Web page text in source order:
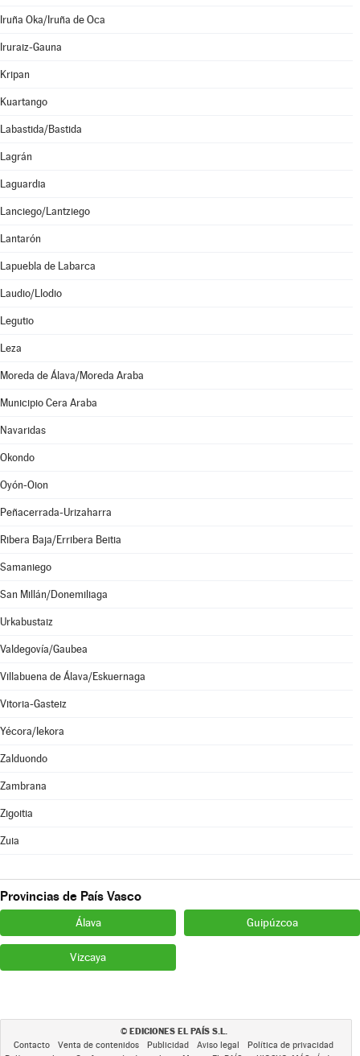
Iruña Oka/Iruña de Oca
Iruraiz-Gauna
Kripan
Kuartango
Labastida/Bastida
Lagrán
Laguardia
Lanciego/Lantziego
Lantarón
Lapuebla de Labarca
Laudio/Llodio
Legutio
Leza
Moreda de Álava/Moreda Araba
Municipio Cera Araba
Navaridas
Okondo
Oyón-Oion
Peñacerrada-Urizaharra
Ribera Baja/Erribera Beitia
Samaniego
San Millán/Donemiliaga
Urkabustaiz
Valdegovía/Gaubea
Villabuena de Álava/Eskuernaga
Vitoria-Gasteiz
Yécora/Iekora
Zalduondo
Zambrana
Zigoitia
Zuia
Provincias de País Vasco
Álava Guipúzcoa
Vizcaya
© EDICIONES EL PAÍS S.L.
Contacto Venta de contenidos Publicidad Aviso legal
Política de privacidad